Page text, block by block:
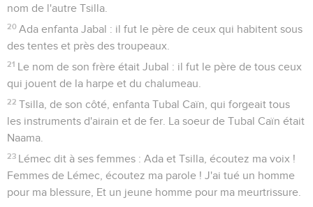
nom de l'autre Tsilla.
20 Ada enfanta Jabal : il fut le père de ceux qui habitent sous
des tentes et près des troupeaux.
21 Le nom de son frère était Jubal : il fut le père de tous ceux
qui jouent de la harpe et du chalumeau.
22 Tsilla, de son côté, enfanta Tubal Caïn, qui forgeait tous
les instruments d'airain et de fer. La soeur de Tubal Caïn était
Naama.
23 Lémec dit à ses femmes : Ada et Tsilla, écoutez ma voix !
Femmes de Lémec, écoutez ma parole ! J'ai tué un homme
pour ma blessure, Et un jeune homme pour ma meurtrissure.